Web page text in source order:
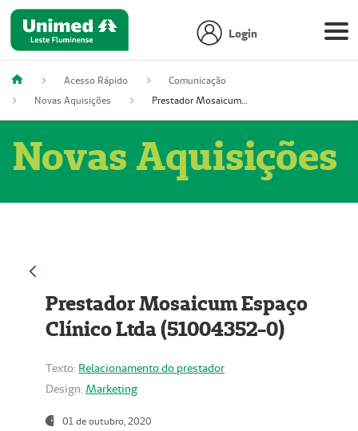
Login
Acesso Rápido
Comunicação
Novas Aquisições
Prestador Mosaicum Espaço Clínico Ltda (51004352-0)
Novas Aquisições
Prestador Mosaicum Espaço
Clínico Ltda (51004352-0)
Texto: Relacionamento do prestador
Design: Marketing
01 de outubro, 2020